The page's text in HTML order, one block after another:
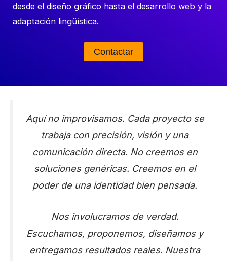
desde el diseño gráfico hasta el desarrollo web y la
adaptación lingüística.
Contactar
Aquí no improvisamos. Cada proyecto se
trabaja con precisión, visión y una
comunicación directa. No creemos en
soluciones genéricas. Creemos en el
poder de una identidad bien pensada.
Nos involucramos de verdad.
Escuchamos, proponemos, diseñamos y
entregamos resultados reales. Nuestra